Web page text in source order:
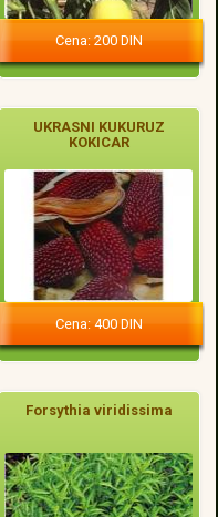
Cena: 200 DIN
UKRASNI KUKURUZ
KOKICAR
Cena: 400 DIN
Forsythia viridissima